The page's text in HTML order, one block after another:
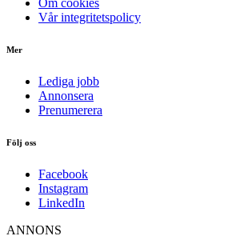
Vår integritetspolicy
Mer
Lediga jobb
Annonsera
Prenumerera
Följ oss
Facebook
Instagram
LinkedIn
ANNONS